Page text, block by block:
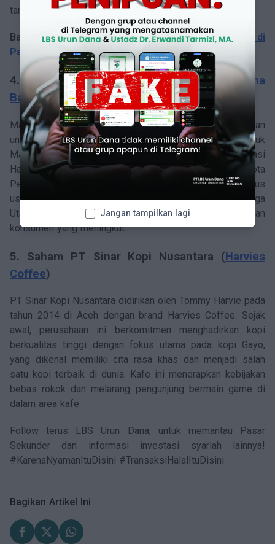
tanpa bahan kimia lainnya, serta sesuai kaidah WHO.
Baca juga:Akad dalam Penerbitan Efek Syariah di
Pasar Modal Indonesia
4. Saham PT Makacha Boga Utama (Makacha
Bakery)
Makacha Bakery lahir pada 2017 sebagai usaha rumahan
untuk menghadirkan roti dan kue bergizi bagi anak. Produk
Makacha telah memperoleh standar BPOM dan sertifikasi
Halal MUI, dan sudah memiliki toko offline di Kota
Pekanbaru. Tahun 2023 Makacha Bakery menaikkan status
usahanya ke badan hukum menjadi PT. Makacha Boga
Utama dan terus memperluas pasar sesuai permintaan
konsumen yang meningkat.
5. Saham PT Sinar Kopi Nusantara (Harvies
Coffee)
PT Sinar Kopi Nusantara didirikan oleh Tommy Harvie pada
tahun 2014 di Aceh dengan brand Harvies Coffee. Sejak
awal, perusahaan ini berkomitmen menghadirkan kopi
berkualitas tinggi dengan fokus utama pada kopi Gayo,
yang dikenal memiliki cita rasa khas dan menjadi salah
satu kopi terbaik di dunia. Kafe ini menerapkan kebijakan
bebas rokok dan melarang pengunjung bermain game di
dalam area kafe.
Follow terus LBS Urun Dana, untuk memantau Pasar
Sekunder dan informasi investasi syariah lainnya!
#KarenaNyamanItuDisini #TransaksiHalalItuDisini
Bagikan Artikel Ini
Jangan tampilkan lagi